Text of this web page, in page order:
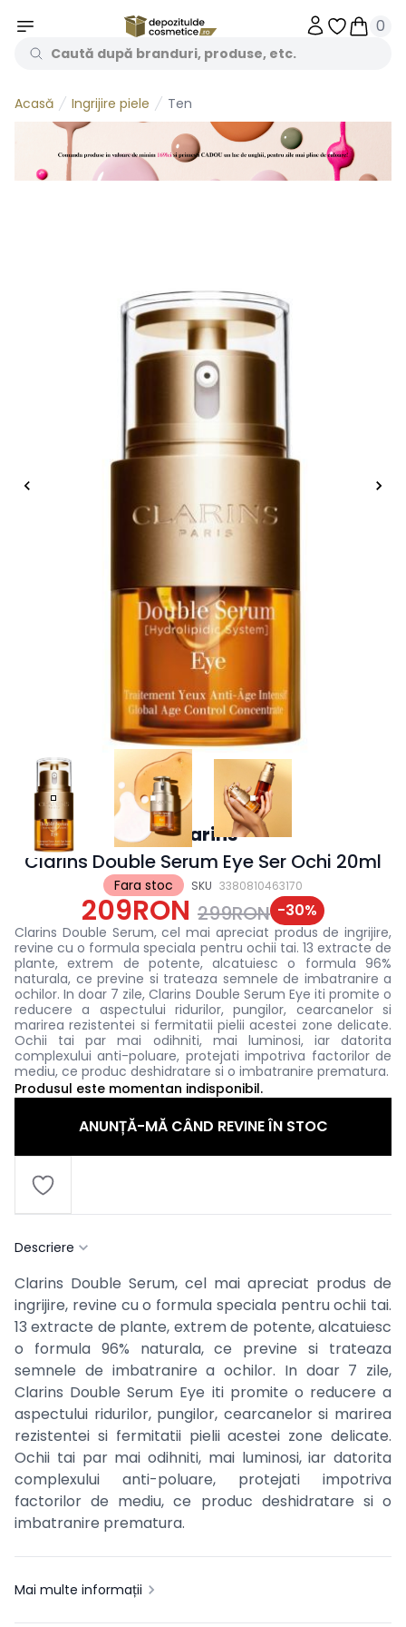
Obiecte
0
Acasă Ingrijire piele Ten
Fara stoc SKU 3380810463170
Clarins
Clarins Double Serum Eye Ser Ochi 20ml
209RON 299RON -30%
Clarins Double Serum, cel mai apreciat produs de ingrijire,
revine cu o formula speciala pentru ochii tai. 13 extracte de
plante, extrem de potente, alcatuiesc o formula 96%
naturala, ce previne si trateaza semnele de imbatranire a
ochilor. In doar 7 zile, Clarins Double Serum Eye iti promite o
reducere a aspectului ridurilor, pungilor, cearcanelor si
marirea rezistentei si fermitatii pielii acestei zone delicate.
Ochii tai par mai odihniti, mai luminosi, iar datorita
complexului anti-poluare, protejati impotriva factorilor de
mediu, ce produc deshidratare si o imbatranire prematura.
Produsul este momentan indisponibil.
ANUNȚĂ-MĂ CÂND REVINE ÎN STOC
Descriere
Clarins Double Serum, cel mai apreciat produs de
ingrijire, revine cu o formula speciala pentru ochii tai.
13 extracte de plante, extrem de potente, alcatuiesc
o formula 96% naturala, ce previne si trateaza
semnele de imbatranire a ochilor. In doar 7 zile,
Clarins Double Serum Eye iti promite o reducere a
aspectului ridurilor, pungilor, cearcanelor si marirea
rezistentei si fermitatii pielii acestei zone delicate.
Ochii tai par mai odihniti, mai luminosi, iar datorita
complexului anti-poluare, protejati impotriva
factorilor de mediu, ce produc deshidratare si o
imbatranire prematura.
Mai multe informații